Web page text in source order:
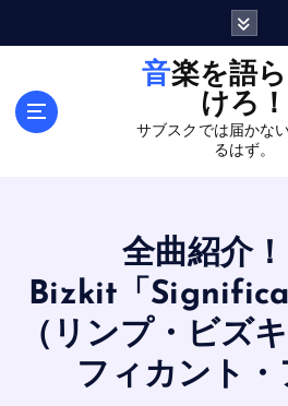
音楽を語らして
けろ！
サブスクでは届かな
るはず。
全曲紹介
Bizkit「
（リンプ・ビズ
フィカント・